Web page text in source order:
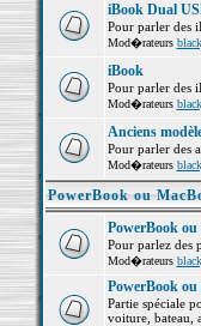
iBook Dual
Pour parler des
Mod�rateurs
iBook
Pour parler des
Mod�rateurs
Anciens
Pour parler des
Mod�rateurs
PowerBook ou
PowerBook
Pour parlez des
Mod�rateurs
PowerBook ou
Partie spéciale
voiture, bateau,